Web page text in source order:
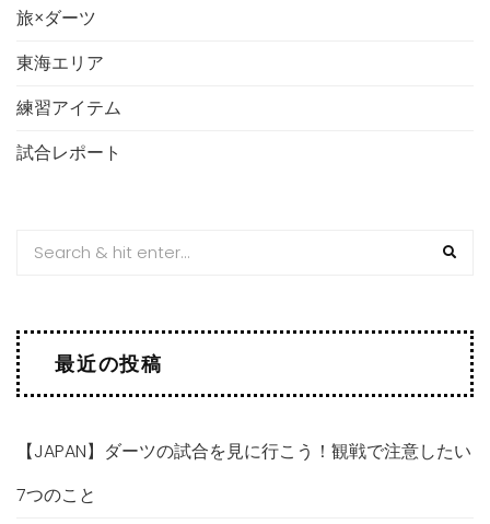
旅×ダーツ
東海エリア
練習アイテム
試合レポート
最近の投稿
【JAPAN】ダーツの試合を見に行こう！観戦で注意したい
7つのこと